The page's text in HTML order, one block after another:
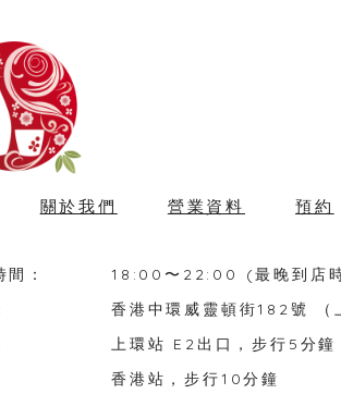
關於我們 營業資料 預約
：
18:00〜22:00 (最晚到店
香港中環威靈頓街182號 （
上環站 E2出口，步行5分鐘
香港站，步行10分鐘